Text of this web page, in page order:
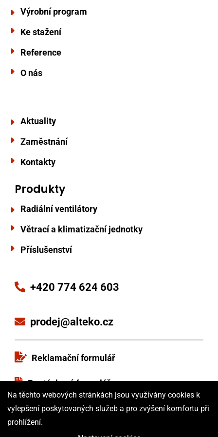
Výrobní program
Ke stažení
Reference
O nás
Aktuality
Zaměstnání
Kontakty
Produkty
Radiální ventilátory
Větrací a klimatizační jednotky
Příslušenství
+420 774 624 603
prodej@alteko.cz
Reklamační formulář
Poptávkový formulář
Obchodní podmínky
ISO certifikát
Na těchto webových stránkách jsou využívány cookies k
vylepšení poskytovaných služeb a pro zvýšení komfortu při
prohlížení.